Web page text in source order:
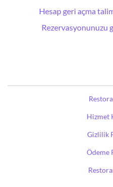
Hesap geri açma
Rezervasyonunuzu
Hizmet
Gizlilik
Ödeme